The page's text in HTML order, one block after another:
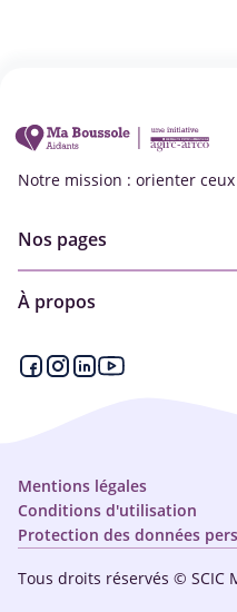
Notre mission : orienter
Nos pages
Aides financières et congés
À propos
Qui sommes-nous ?
Tous droits réservés © SCIC
Mentions légales
Conditions d'utilisation
Protection des données